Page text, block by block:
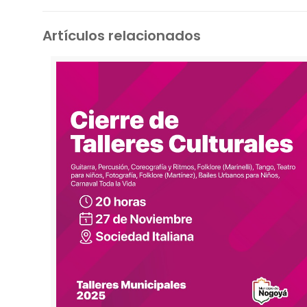
Artículos relacionados